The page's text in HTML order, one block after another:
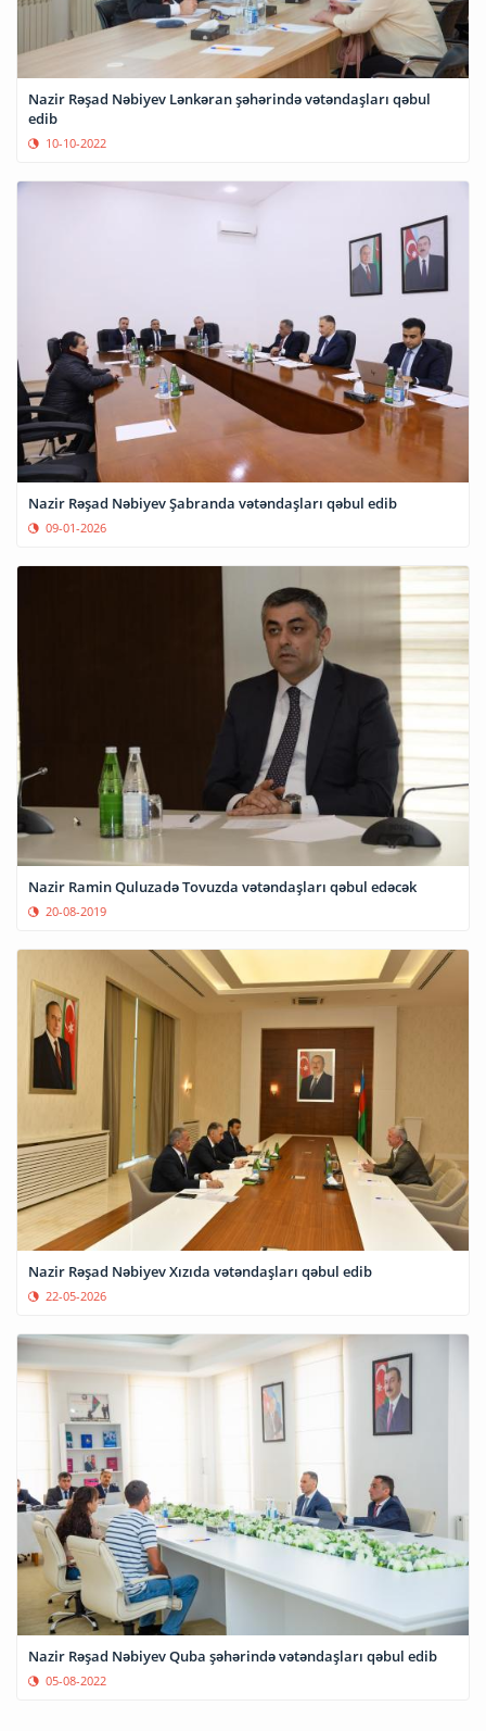
Nazir Rəşad Nəbiyev Lənkəran şəhərində vətəndaşları qəbul
edib
10-10-2022
Nazir Rəşad Nəbiyev Şabranda vətəndaşları qəbul edib
09-01-2026
Nazir Ramin Quluzadə Tovuzda vətəndaşları qəbul edəcək
20-08-2019
Nazir Rəşad Nəbiyev Xızıda vətəndaşları qəbul edib
22-05-2026
05-08-2022